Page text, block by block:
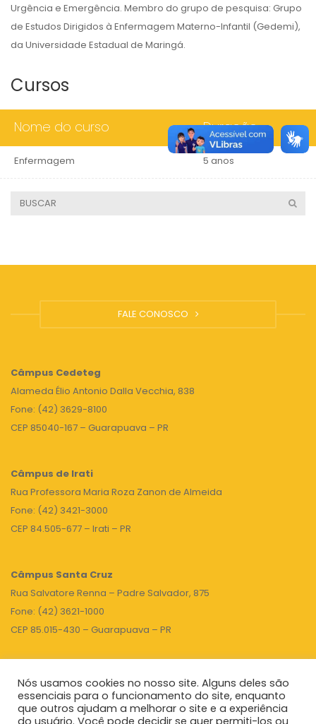
Urgência e Emergência. Membro do grupo de pesquisa: Grupo
de Estudos Dirigidos à Enfermagem Materno-Infantil (Gedemi),
da Universidade Estadual de Maringá.
Cursos
Nome do curso Duração
Enfermagem 5 anos
FALE CONOSCO
Câmpus Cedeteg
Alameda Élio Antonio Dalla Vecchia, 838
Fone: (42) 3629-8100
CEP 85040-167 – Guarapuava – PR
Câmpus de Irati
Rua Professora Maria Roza Zanon de Almeida
Fone: (42) 3421-3000
CEP 84.505-677 – Irati – PR
Câmpus Santa Cruz
Rua Salvatore Renna – Padre Salvador, 875
Fone: (42) 3621-1000
CEP 85.015-430 – Guarapuava – PR
TOPO
Nós usamos cookies no nosso site. Alguns deles são
essenciais para o funcionamento do site, enquanto
que outros ajudam a melhorar o site e a experiência
do usuário. Você pode decidir se quer permiti-los ou